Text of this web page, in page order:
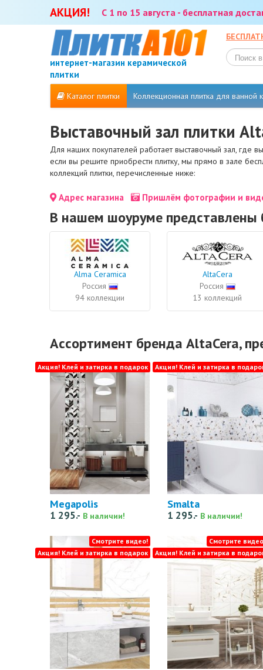
АКЦИЯ! С 1 по 15 августа - бесплатная
интернет-магазин керамической
плитки
Каталог плитки Коллекционная плитка для ванной
Выставочный зал плитки
Для наших покупателей работает выставочный зал, где
если вы решите приобрести плитку, мы прямо в зале
коллекций плитки, перечисленные ниже:
Адрес магазина Пришлём фотографии и
В нашем шоуруме представлены
Alma Ceramica
Россия
94 коллекции
AltaCera
Россия
13 коллекций
Ассортимент бренда AltaCera,
Megapolis
1 295.- В наличии!
Акция! Клей и затирка в подарок
Smalta
1 295.- В наличии!
Акция! Клей и затирка в
Смотрите видео!
Акция! Клей и затирка в подарок
Смотрите
Акция! Клей и затирка в